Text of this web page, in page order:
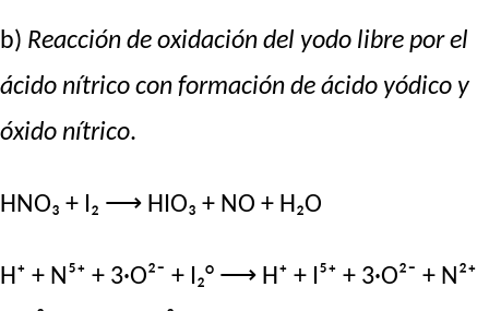
b) Reacción de oxidación del yodo libre por el
ácido nítrico con formación de ácido yódico y
óxido nítrico.
HNO₃ + I₂ ⟶ HIO₃ + NO + H₂O
H⁺ + N⁵⁺ + 3·O²⁻ + I₂° ⟶ H⁺ + I⁵⁺ + 3·O²⁻ + N²⁺